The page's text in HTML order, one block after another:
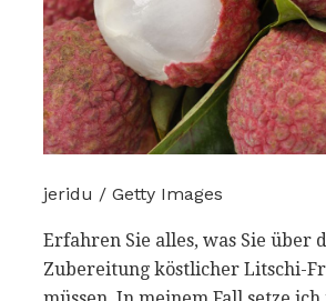
jeridu / Getty Images
Erfahren Sie alles, was Sie über
Zubereitung köstlicher Litschi-